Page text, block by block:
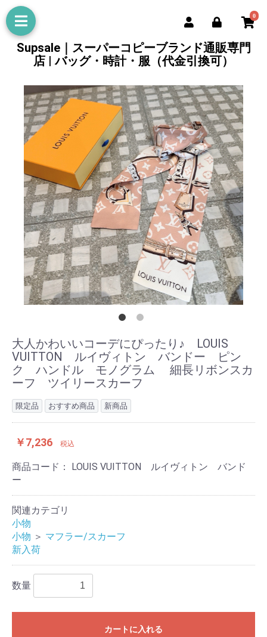
0
Supsale｜スーパーコピーブランド通販専門
店 | バッグ・時計・服（代金引換可）
大人かわいいコーデにぴったり♪ LOUIS
VUITTON ルイヴィトン バンドー ピン
ク ハンドル モノグラム 細長リボンスカ
ーフ ツイリースカーフ
限定品 おすすめ商品 新商品
￥7,236 税込
商品コード： LOUIS VUITTON ルイヴィトン バンド
ー
関連カテゴリ
小物
小物 ＞ マフラー/スカーフ
新入荷
数量
カートに入れる